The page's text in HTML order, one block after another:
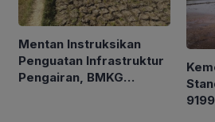
Mentan Instruksikan
Penguatan Infrastruktur
Pengairan, BMKG